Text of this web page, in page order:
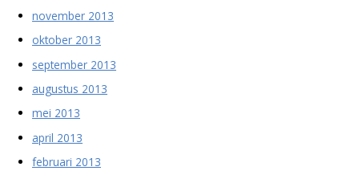
november 2013
oktober 2013
september 2013
augustus 2013
mei 2013
april 2013
februari 2013